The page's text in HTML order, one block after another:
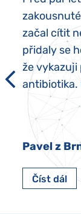
začal cítit
přidaly se
že vykazuji
antibiotika.
Pavel z
Číst dál